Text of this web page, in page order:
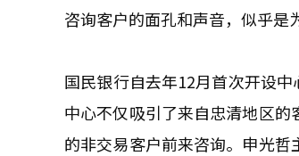
咨询客户的面孔和声音，似乎是
国民银行自去年12月首次开设
中心不仅吸引了来自忠清地区
的非交易客户前来咨询。申光